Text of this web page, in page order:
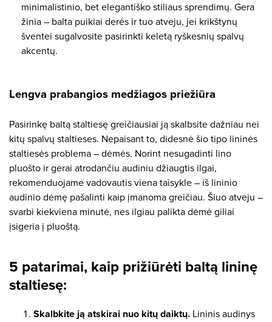
minimalistinio, bet elegantiško stiliaus sprendimų. Gera
žinia – balta puikiai derės ir tuo atveju, jei krikštynų
šventei sugalvosite pasirinkti keletą ryškesnių spalvų
akcentų.
Lengva prabangios medžiagos priežiūra
Pasirinkę baltą staltiesę greičiausiai ją skalbsite dažniau nei
kitų spalvų staltieses. Nepaisant to, didesnė šio tipo lininės
staltiesės problema – dėmės. Norint nesugadinti lino
pluošto ir gerai atrodančiu audiniu džiaugtis ilgai,
rekomenduojame vadovautis viena taisykle – iš lininio
audinio dėmę pašalinti kaip įmanoma greičiau. Šiuo atveju –
svarbi kiekviena minutė, nes ilgiau palikta dėmė giliai
įsigeria į pluoštą.
5 patarimai, kaip prižiūrėti baltą lininę
staltiesę:
Skalbkite ją atskirai nuo kitų daiktų. Lininis audinys